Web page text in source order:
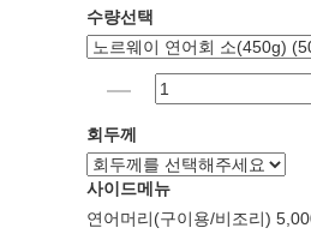
수량선택
회두께
사이드메뉴
연어머리(구이용/비조리)